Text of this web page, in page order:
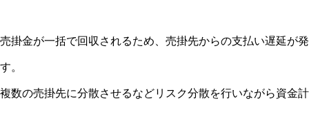
売掛金が一括で回収されるため、売掛先からの支払い遅延が
す。
複数の売掛先に分散させるなどリスク分散を行いながら資金